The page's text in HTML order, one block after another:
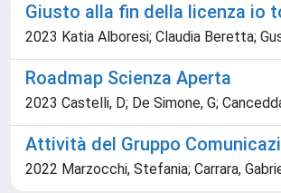
Giusto alla fin della licenza io
2023 Katia Alboresi; Claudia Beretta;
Roadmap Scienza Aperta
2023 Castelli, D; De Simone, G;
Attività del Gruppo
2022 Marzocchi, Stefania; Carrara,